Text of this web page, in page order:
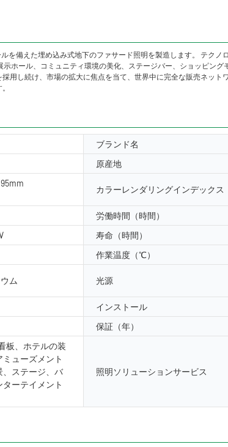
を備えた埋め込み式地下のファサード照明を製造します。 テク
ホール、コミュニティ環境の美化、ステージバー、ショッピン
用し続け、市場の拡大に焦点を当て、世界中に完全な販売ネッ
ブランド名
原産地
カラーレンダリングインデックス
労働時間（時間）
寿命（時間）
作業温度（℃）
ム 光源
インストール
保証（年）
板、ホテルの装
ューズメント
、ステージ、バ
ーテイメント
照明ソリューションサービス